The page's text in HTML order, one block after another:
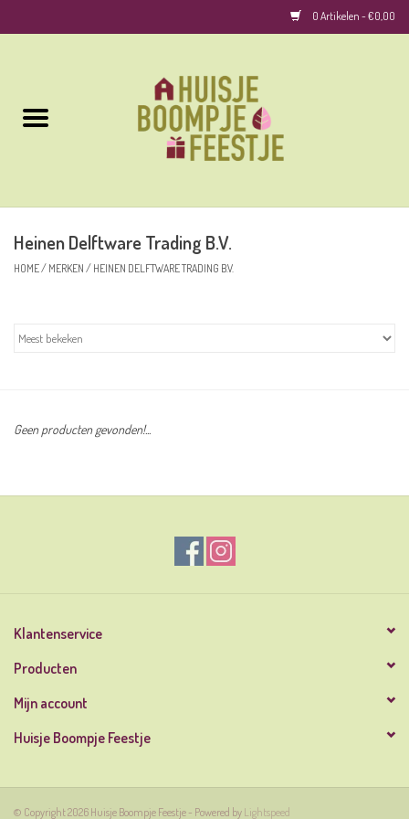
0 Artikelen - €0,00
Woonaccessoires
Heinen Delftware Trading B.V.
HOME/ MERKEN / HEINEN DELFTWARE TRADING B.V.
Geen producten gevonden!...
Klantenservice
Producten
Mijn account
Huisje Boompje Feestje
© Copyright 2026 Huisje Boompje Feestje - Powered by Lightspeed